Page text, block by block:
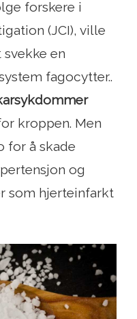
forskere i
(JCI), ville
en
fagocytter..
kroppen. Men
for å skade
og
som hjerteinfarkt